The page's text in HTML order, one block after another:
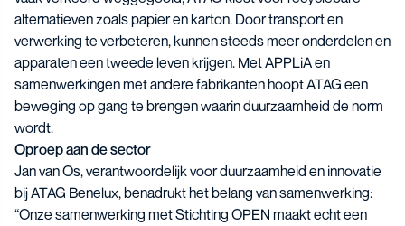
alternatieven zoals papier en karton. Door transport en
verwerking te verbeteren, kunnen steeds meer onderdelen en
apparaten een tweede leven krijgen. Met APPLiA en
samenwerkingen met andere fabrikanten hoopt ATAG een
beweging op gang te brengen waarin duurzaamheid de norm
wordt.
Oproep aan de sector
Jan van Os, verantwoordelijk voor duurzaamheid en innovatie
bij ATAG Benelux, benadrukt het belang van samenwerking:
“Onze samenwerking met Stichting OPEN maakt echt een